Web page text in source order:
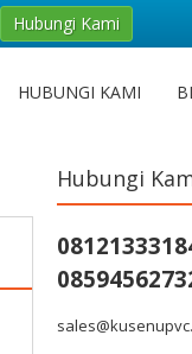
HUBUNGI KAMI
Hubungi
Hubungi Kami